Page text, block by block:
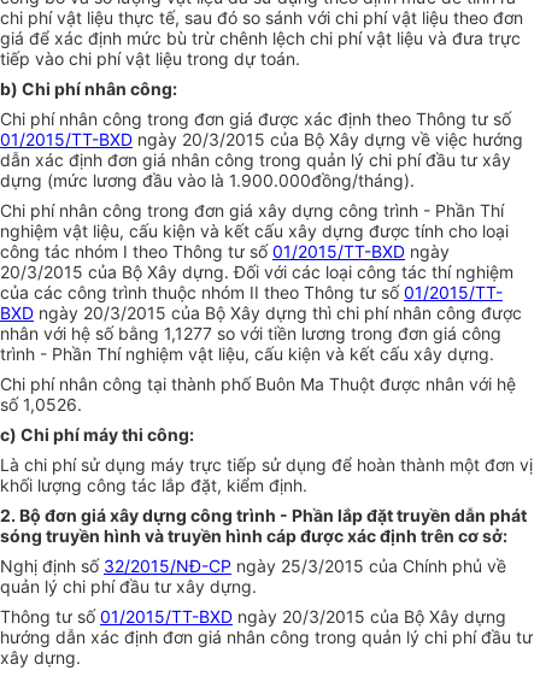
chi phí vật liệu thực tế, sau đó so sánh với chi phí vật liệu theo đơn
giá để xác định mức bù trừ chênh lệch chi phí vật liệu và đưa trực
tiếp vào chi phí vật liệu trong dự toán.
b) Chi phí nhân công:
Chi phí nhân công trong đơn giá được xác định theo Thông tư số
01/2015/TT-BXD ngày 20/3/2015 của Bộ Xây dựng về việc hướng
dẫn xác định đơn giá nhân công trong quản lý chi phí đầu tư xây
dựng (mức lương đầu vào là 1.900.000đồng/tháng).
Chi phí nhân công trong đơn giá xây dựng công trình - Phần Thí
nghiệm vật liệu, cấu kiện và kết cấu xây dựng được tính cho loại
công tác nhóm I theo Thông tư số01/2015/TT-BXD ngày
20/3/2015 của Bộ Xây dựng. Đối với các loại công tác thí nghiệm
của các công trình thuộc nhóm II theo Thông tư số01/2015/TT-
BXD ngày 20/3/2015 của Bộ Xây dựng thì chi phí nhân công được
nhân với hệ số bằng 1,1277 so với tiền lương trong đơn giá công
trình - Phần Thí nghiệm vật liệu, cấu kiện và kết cấu xây dựng.
Chi phí nhân công tại thành phố Buôn Ma Thuột được nhân với hệ
số 1,0526.
c) Chi phí máy thi công:
Là chi phí sử dụng máy trực tiếp sử dụng để hoàn thành một đơn vị
khối lượng công tác lắp đặt, kiểm định.
2. Bộ đơn giá xây dựng công trình - Phần lắp đặt truyền dẫn phát
sóng truyền hình và truyền hình cáp được xác định trên cơ sở:
Nghị định số 32/2015/NĐ-CP ngày 25/3/2015 của Chính phủ về
quản lý chi phí đầu tư xây dựng.
Thông tư số01/2015/TT-BXD ngày 20/3/2015 của Bộ Xây dựng
hướng dẫn xác định đơn giá nhân công trong quản lý chi phí đầu tư
xây dựng.